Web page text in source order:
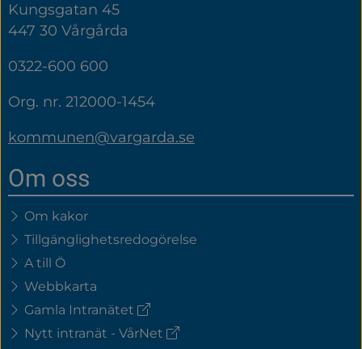
Kungsgatan 45
447 30 Vårgårda
0322-600 600
Org. nr. 212000-1454
kommunen@vargarda.se
Om oss
Om kakor
Tillgänglighetsredogörelse
A till Ö
Webbkarta
Gamla Intranätet (extern
länk)
Nytt intranät - VårNet (extern